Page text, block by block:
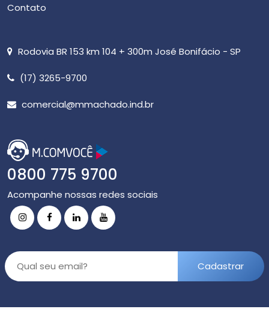
Contato
Rodovia BR 153 km 104 + 300m José Bonifácio - SP
(17) 3265-9700
comercial@mmachado.ind.br
0800 775 9700
Acompanhe nossas redes sociais